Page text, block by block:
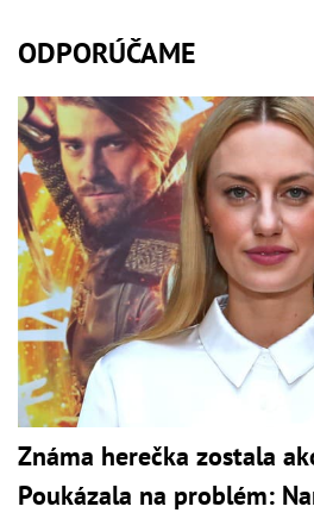
ODPORÚČAME
Známa herečka zostala
Poukázala na problém: